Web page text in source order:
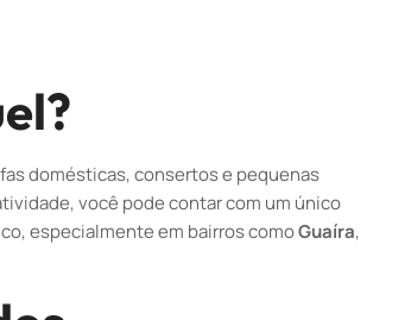
domésticas, consertos e pequenas
você pode contar com um único
especialmente em bairros comoGuaíra,